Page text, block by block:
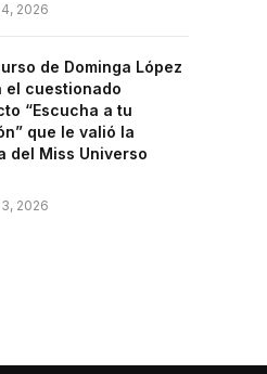
2026
de Dominga López
el cuestionado
“Escucha a tu
que le valió la
del Miss Universo
2026